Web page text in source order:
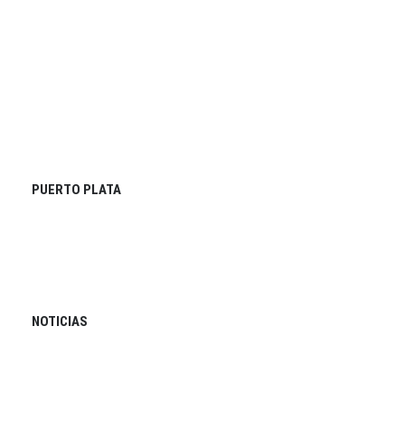
PUERTO PLATA
NOTICIAS